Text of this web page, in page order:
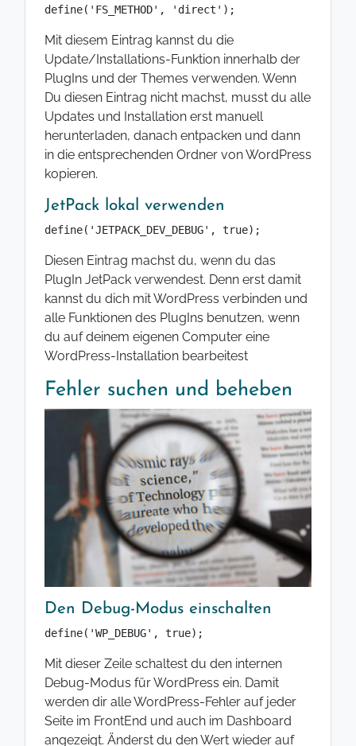
define('FS_METHOD', 'direct');
Mit diesem Eintrag kannst du die
Update/Installations-Funktion innerhalb der
PlugIns und der Themes verwenden. Wenn
Du diesen Eintrag nicht machst, musst du alle
Updates und Installation erst manuell
herunterladen, danach entpacken und dann
in die entsprechenden Ordner von WordPress
kopieren.
JetPack lokal verwenden
define('JETPACK_DEV_DEBUG', true);
Diesen Eintrag machst du, wenn du das
PlugIn JetPack verwendest. Denn erst damit
kannst du dich mit WordPress verbinden und
alle Funktionen des PlugIns benutzen, wenn
du auf deinem eigenen Computer eine
WordPress-Installation bearbeitest
Fehler suchen und beheben
Den Debug-Modus einschalten
define('WP_DEBUG', true);
Mit dieser Zeile schaltest du den internen
Debug-Modus für WordPress ein. Damit
werden dir alle WordPress-Fehler auf jeder
Seite im FrontEnd und auch im Dashboard
angezeigt. Änderst du den Wert wieder auf